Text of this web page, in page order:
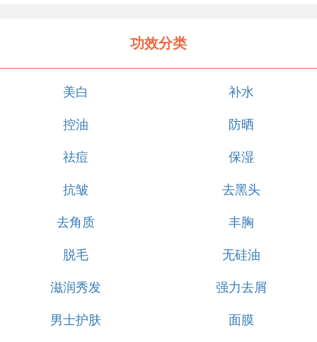
功效分类
美白 补水
控油 防晒
祛痘 保湿
抗皱 去黑头
去角质 丰胸
脱毛 无硅油
滋润秀发 强力去屑
男士护肤 面膜